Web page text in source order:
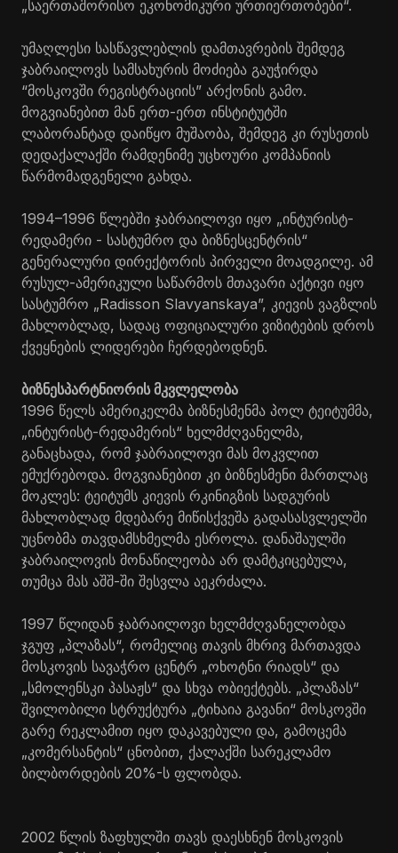
„საერთაშორისო ეკონომიკური ურთიერთობები“.
უმაღლესი სასწავლებლის დამთავრების შემდეგ
ჯაბრაილოვს სამსახურის მოძიება გაუჭირდა
“მოსკოვში რეგისტრაციის” არქონის გამო.
მოგვიანებით მან ერთ-ერთ ინსტიტუტში
ლაბორანტად დაიწყო მუშაობა, შემდეგ კი რუსეთის
დედაქალაქში რამდენიმე უცხოური კომპანიის
წარმომადგენელი გახდა.
1994–1996 წლებში ჯაბრაილოვი იყო „ინტურისტ-
რედამერი - სასტუმრო და ბიზნესცენტრის“
გენერალური დირექტორის პირველი მოადგილე. ამ
რუსულ-ამერიკული საწარმოს მთავარი აქტივი იყო
სასტუმრო „Radisson Slavyanskaya”, კიევის ვაგზლის
მახლობლად, სადაც ოფიციალური ვიზიტების დროს
ქვეყნების ლიდერები ჩერდებოდნენ.
ბიზნესპარტნიორის მკვლელობა
1996 წელს ამერიკელმა ბიზნესმენმა პოლ ტეიტუმმა,
„ინტურისტ-რედამერის“ ხელმძღვანელმა,
განაცხადა, რომ ჯაბრაილოვი მას მოკვლით
ემუქრებოდა. მოგვიანებით კი ბიზნესმენი მართლაც
მოკლეს: ტეიტუმს კიევის რკინიგზის სადგურის
მახლობლად მდებარე მიწისქვეშა გადასასვლელში
უცნობმა თავდამსხმელმა ესროლა. დანაშაულში
ჯაბრაილოვის მონაწილეობა არ დამტკიცებულა,
თუმცა მას აშშ-ში შესვლა აეკრძალა.
1997 წლიდან ჯაბრაილოვი ხელმძღვანელობდა
ჯგუფ „პლაზას“, რომელიც თავის მხრივ მართავდა
მოსკოვის სავაჭრო ცენტრ „ოხოტნი რიადს“ და
„სმოლენსკი პასაჟს“ და სხვა ობიექტებს. „პლაზას“
შვილობილი სტრუქტურა „ტიხაია გავანი“ მოსკოვში
გარე რეკლამით იყო დაკავებული და, გამოცემა
„კომერსანტის“ ცნობით, ქალაქში სარეკლამო
ბილბორდების 20%-ს ფლობდა.
2002 წლის ზაფხულში თავს დაესხნენ მოსკოვის